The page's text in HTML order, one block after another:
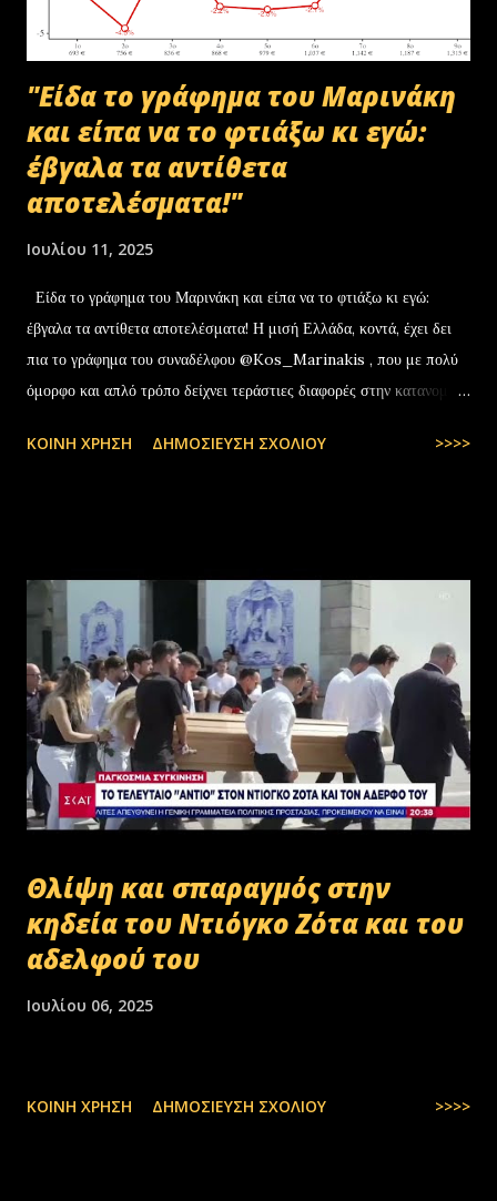
"Είδα το γράφημα του Μαρινάκη
και είπα να το φτιάξω κι εγώ:
έβγαλα τα αντίθετα
αποτελέσματα!"
Ιουλίου 11, 2025
Είδα το γράφημα του Μαρινάκη και είπα να το φτιάξω κι εγώ:
έβγαλα τα αντίθετα αποτελέσματα! Η μισή Ελλάδα, κοντά, έχει δει
πια το γράφημα του συναδέλφου @Kos_Marinakis , που με πολύ
όμορφο και απλό τρόπο δείχνει τεράστιες διαφορές στην κατανομή
— Stefanos Tyros (@StefanosTyros) July 11, 2025
ΚΟΙΝΉ ΧΡΉΣΗ ΔΗΜΟΣΊΕΥΣΗ ΣΧΟΛΊΟΥ >>>>
Θλίψη και σπαραγμός στην
κηδεία του Ντιόγκο Ζότα και του
αδελφού του
Ιουλίου 06, 2025
ΚΟΙΝΉ ΧΡΉΣΗ ΔΗΜΟΣΊΕΥΣΗ ΣΧΟΛΊΟΥ >>>>